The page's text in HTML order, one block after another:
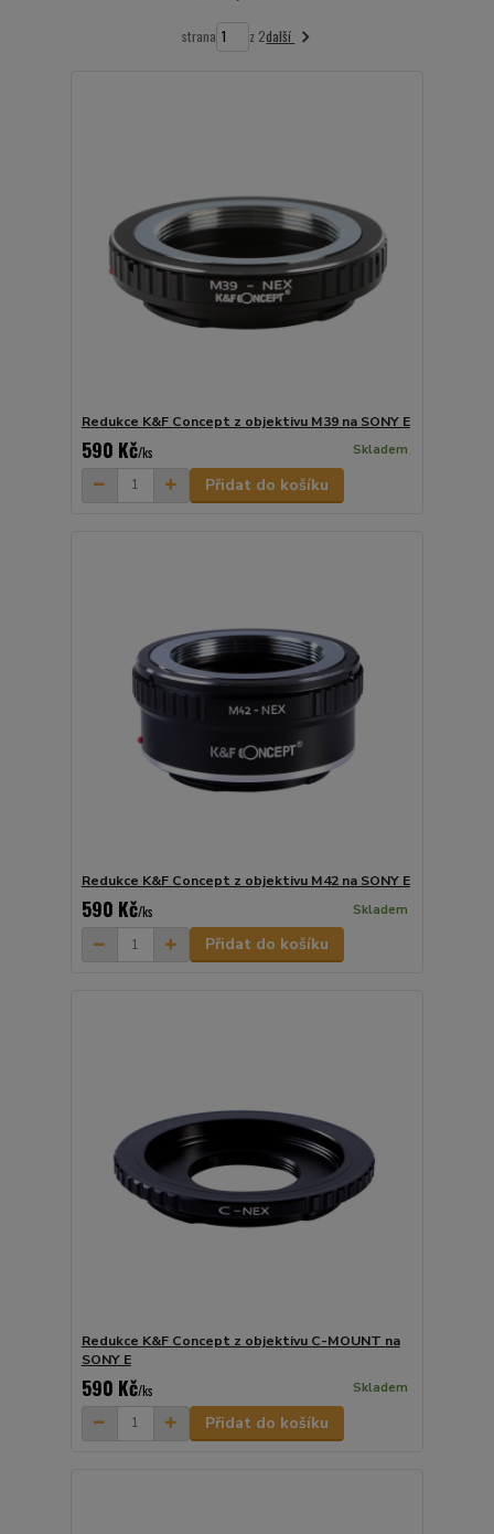
strana z 2další
Redukce K&F Concept z objektivu M39 na SONY E
590 Kč/ks Skladem
Přidat do košíku
Redukce K&F Concept z objektivu M42 na SONY E
590 Kč/ks Skladem
Přidat do košíku
Redukce K&F Concept z objektivu C-MOUNT na
SONY E
590 Kč/ks Skladem
Přidat do košíku